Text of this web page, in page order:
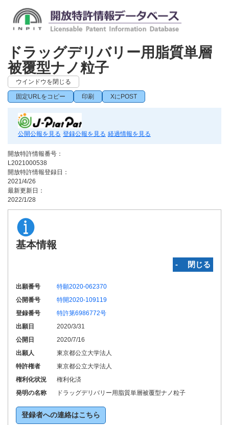
ドラッグデリバリー用脂質単層
被覆型ナノ粒子
ウインドウを閉じる
固定URLをコピー 印刷 XにPOST
公開公報を見る 登録公報を見る 経過情報を見る
開放特許情報番号：
L2021000538
開放特許情報登録日：
2021/4/26
最新更新日：
2022/1/28
基本情報
‐ 閉じる
出願番号
特願2020-062370
公開番号
特開2020-109119
登録番号
特許第6986772号
出願日
2020/3/31
公開日
2020/7/16
出願人
東京都公立大学法人
特許権者
東京都公立大学法人
権利化状況
権利化済
発明の名称
ドラッグデリバリー用脂質単層被覆型ナノ粒子
登録者への連絡はこちら